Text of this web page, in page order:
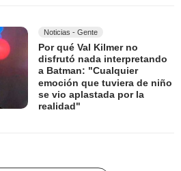
Noticias - Gente
Por qué Val Kilmer no
disfrutó nada interpretando
a Batman: "Cualquier
emoción que tuviera de niño
se vio aplastada por la
realidad"